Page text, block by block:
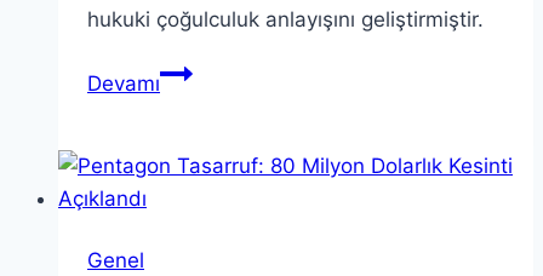
hukuki çoğulculuk anlayışını geliştirmiştir.
DevamıTeori
Katkıları
Genel